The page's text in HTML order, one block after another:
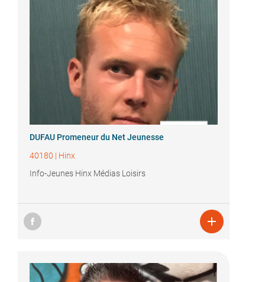
DUFAU Promeneur du Net Jeunesse
40180 | Hinx
Info-Jeunes Hinx Médias Loisirs
